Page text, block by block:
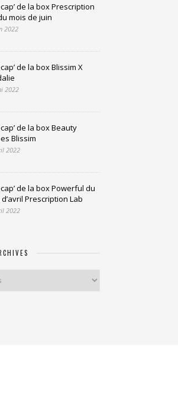
de la box Prescription
mois de juin
2022
de la box Blissim X
2022
de la box Beauty
Blissim
2022
de la box Powerful du
Prescription Lab
2022